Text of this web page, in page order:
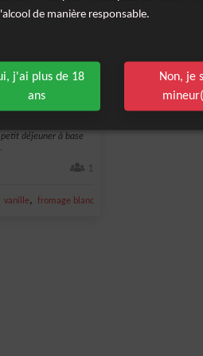
Blanc et Kaki
déjeuner à base
1
vanille, fromage blanc
l'alcool de manière responsable.
j'ai plus de 18
ans
Non, je